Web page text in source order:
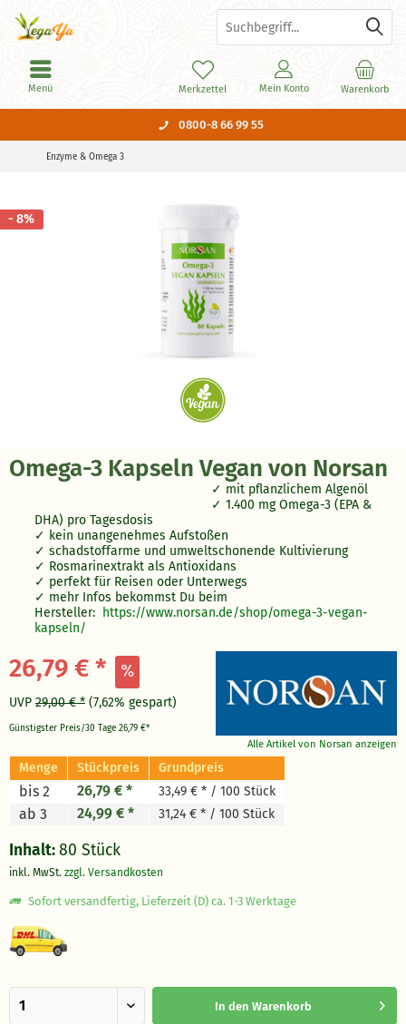
0800-8 66 99 55
Warenkorb
Merkzettel Mein Konto
Menü
Enzyme & Omega 3
- 8%
Omega-3 Kapseln Vegan von Norsan
mit pflanzlichem Algenöl
1.400 mg Omega-3 (EPA &
DHA) pro Tagesdosis
kein unangenehmes Aufstoßen
schadstoffarme und umweltschonende Kultivierung
Rosmarinextrakt als Antioxidans
perfekt für Reisen oder Unterwegs
mehr Infos bekommst Du beim
Hersteller: https://www.norsan.de/shop/omega-3-vegan-
kapseln/
Alle Artikel von Norsan anzeigen
26,79 € *
UVP 29,00 € * (7,62% gespart)
Günstigster Preis/30 Tage 26,79 €*
Menge Stückpreis Grundpreis
bis 2 26,79 € * 33,49 € * / 100 Stück
ab 3 24,99 € * 31,24 € * / 100 Stück
Inhalt:80 Stück
inkl. MwSt. zzgl. Versandkosten
Sofort versandfertig, Lieferzeit (D) ca. 1-3 Werktage
In den Warenkorb